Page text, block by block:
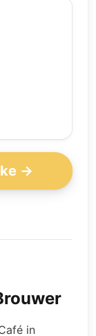
→
in